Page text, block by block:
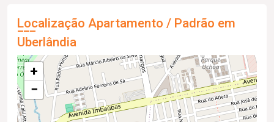
Localização Apartamento / Padrão em
Uberlândia
+
−